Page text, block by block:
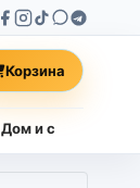
Дом и сад
Корзина